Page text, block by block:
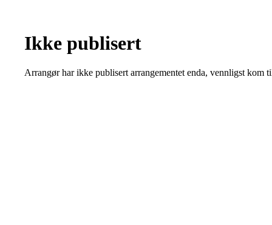
Ikke publisert
Arrangør har ikke publisert arrangementet enda, vennligst kom